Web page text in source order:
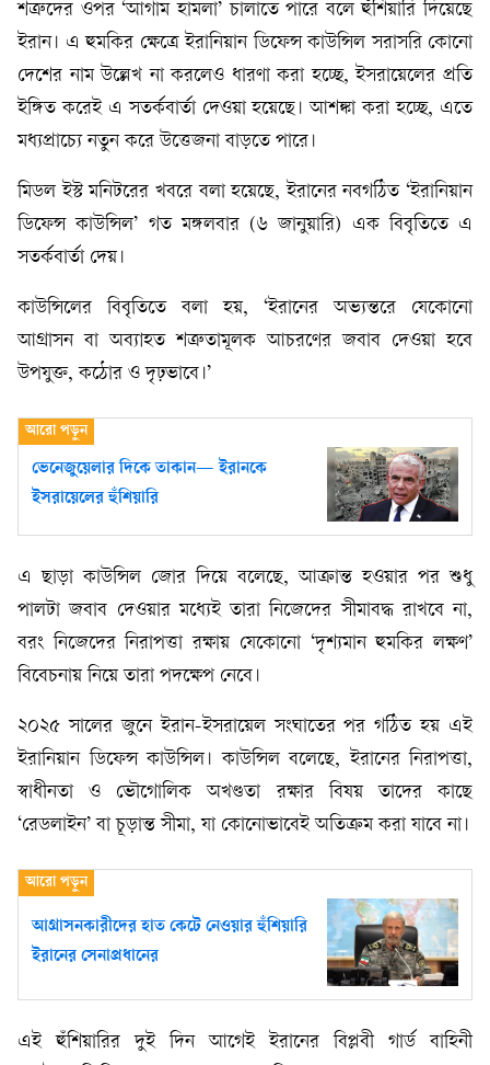
শত্রুদের ওপর ‘আগাম হামলা’ চালাতে পারে বলে হুঁশিয়ারি দিয়েছে
ইরান। এ হুমকির ক্ষেত্রে ইরানিয়ান ডিফেন্স কাউন্সিল সরাসরি কোনো
দেশের নাম উল্লেখ না করলেও ধারণা করা হচ্ছে, ইসরায়েলের প্রতি
ইঙ্গিত করেই এ সতর্কবার্তা দেওয়া হয়েছে। আশঙ্কা করা হচ্ছে, এতে
মধ্যপ্রাচ্যে নতুন করে উত্তেজনা বাড়তে পারে।
মিডল ইস্ট মনিটরের খবরে বলা হয়েছে, ইরানের নবগঠিত ‘ইরানিয়ান
ডিফেন্স কাউন্সিল’ গত মঙ্গলবার (৬ জানুয়ারি) এক বিবৃতিতে এ
সতর্কবার্তা দেয়।
কাউন্সিলের বিবৃতিতে বলা হয়, ‘ইরানের অভ্যন্তরে যেকোনো
আগ্রাসন বা অব্যাহত শত্রুতামূলক আচরণের জবাব দেওয়া হবে
উপযুক্ত, কঠোর ও দৃঢ়ভাবে।’
ভেনেজুয়েলার দিকে তাকান— ইরানকে
ইসরায়েলের হুঁশিয়ারি
এ ছাড়া কাউন্সিল জোর দিয়ে বলেছে, আক্রান্ত হওয়ার পর শুধু
পালটা জবাব দেওয়ার মধ্যেই তারা নিজেদের সীমাবদ্ধ রাখবে না,
বরং নিজেদের নিরাপত্তা রক্ষায় যেকোনো ‘দৃশ্যমান হুমকির লক্ষণ’
বিবেচনায় নিয়ে তারা পদক্ষেপ নেবে।
২০২৫ সালের জুনে ইরান-ইসরায়েল সংঘাতের পর গঠিত হয় এই
ইরানিয়ান ডিফেন্স কাউন্সিল। কাউন্সিল বলেছে, ইরানের নিরাপত্তা,
স্বাধীনতা ও ভৌগোলিক অখণ্ডতা রক্ষার বিষয় তাদের কাছে
‘রেডলাইন’ বা চূড়ান্ত সীমা, যা কোনোভাবেই অতিক্রম করা যাবে না।
আগ্রাসনকারীদের হাত কেটে নেওয়ার হুঁশিয়ারি
ইরানের সেনাপ্রধানের
এই হুঁশিয়ারির দুই দিন আগেই ইরানের বিপ্লবী গার্ড বাহিনী